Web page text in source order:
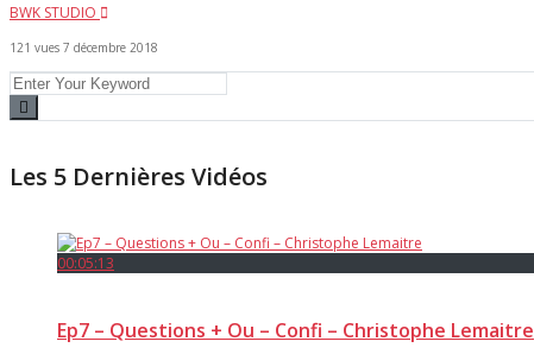
BWK STUDIO
121 vues 7 décembre 2018
Les 5 Dernières Vidéos
00:05:13
Ep7 – Questions + Ou – Confi – Christophe Lemaitre